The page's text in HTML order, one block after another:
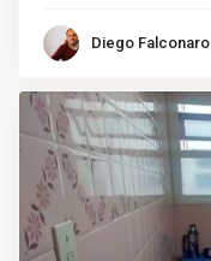
Diego Falconaro